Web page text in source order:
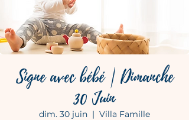
Signe avec bébé | Dimanche
30 Juin
dim. 30 juin
  |
Villa Famille